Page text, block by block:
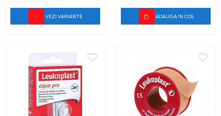
VEZI VARIANTE ADAUGA IN COS